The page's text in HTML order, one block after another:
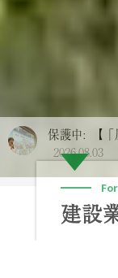
建設
保護中: 【 “
2026.07.31